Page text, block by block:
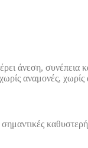
άνεση, συνέπεια
αναμονές,